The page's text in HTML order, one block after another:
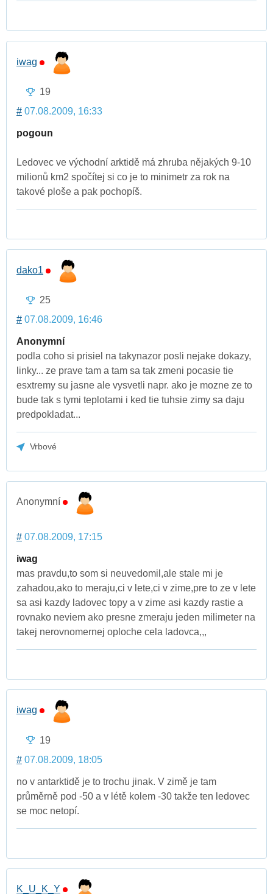
iwag
19
# 07.08.2009, 16:33
pogoun
Ledovec ve východní arktidě má zhruba nějakých 9-10
milionů km2 spočítej si co je to minimetr za rok na
takové ploše a pak pochopíš.
dako1
25
# 07.08.2009, 16:46
Anonymní
podla coho si prisiel na takynazor posli nejake dokazy,
linky... ze prave tam a tam sa tak zmeni pocasie tie
esxtremy su jasne ale vysvetli napr. ako je mozne ze to
bude tak s tymi teplotami i ked tie tuhsie zimy sa daju
predpokladat...
Vrbové
Anonymní
# 07.08.2009, 17:15
iwag
mas pravdu,to som si neuvedomil,ale stale mi je
zahadou,ako to meraju,ci v lete,ci v zime,pre to ze v lete
sa asi kazdy ladovec topy a v zime asi kazdy rastie a
rovnako neviem ako presne zmeraju jeden milimeter na
takej nerovnomernej oploche cela ladovca,,,
iwag
19
# 07.08.2009, 18:05
no v antarktidě je to trochu jinak. V zimě je tam
průměrně pod -50 a v létě kolem -30 takže ten ledovec
se moc netopí.
K_U_K_Y